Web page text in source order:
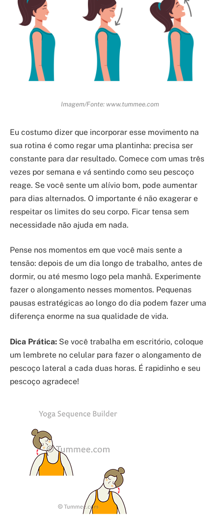
Imagem/Fonte: www.tummee.com
Eu costumo dizer que incorporar esse movimento na
sua rotina é como regar uma plantinha: precisa ser
constante para dar resultado. Comece com umas três
vezes por semana e vá sentindo como seu pescoço
reage. Se você sente um alívio bom, pode aumentar
para dias alternados. O importante é não exagerar e
respeitar os limites do seu corpo. Ficar tensa sem
necessidade não ajuda em nada.
Pense nos momentos em que você mais sente a
tensão: depois de um dia longo de trabalho, antes de
dormir, ou até mesmo logo pela manhã. Experimente
fazer o alongamento nesses momentos. Pequenas
pausas estratégicas ao longo do dia podem fazer uma
diferença enorme na sua qualidade de vida.
Dica Prática: Se você trabalha em escritório, coloque
um lembrete no celular para fazer o alongamento de
pescoço lateral a cada duas horas. É rapidinho e seu
pescoço agradece!